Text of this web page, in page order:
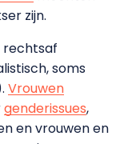
zijn.
rechtsaf
soms
Vrouwen
genderissues,
en vrouwen en